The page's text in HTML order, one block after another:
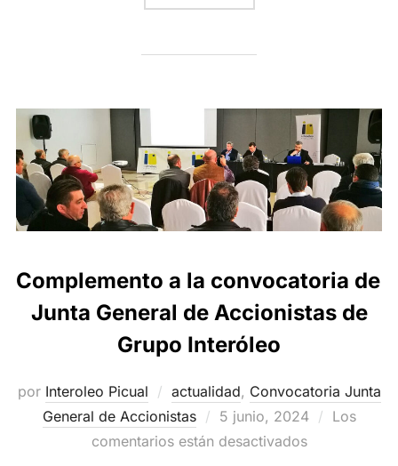
Complemento a la convocatoria de
Junta General de Accionistas de
Grupo Interóleo
por Interoleo Picual actualidad, Convocatoria Junta
General de Accionistas
Publicado
el
5 junio, 2024
Los
comentarios están desactivados